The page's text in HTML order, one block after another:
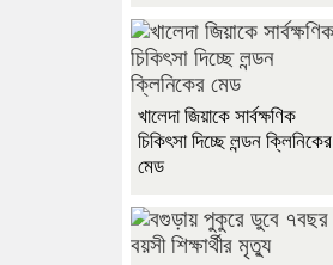
খালেদা জিয়াকে সার্বক্ষণিক
চিকিৎসা দিচ্ছে লন্ডন ক্লিনিকের
মেড